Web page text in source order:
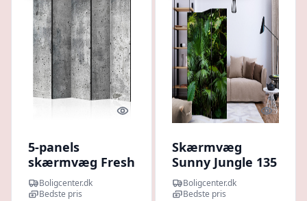
Quick look
5-panels
skærmvæg Fresh
Concrete II 225 x
172 cm - 225 x
Boligcenter.dk
Bedste pris
Quick
Skærmvæg
Sunny Jungle 135
x 172 cm - 3-
panels rumdeler
Boligcenter.dk
Bedste pris